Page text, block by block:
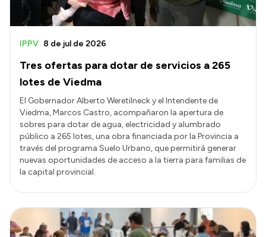
Accesos directos
SIU GUARANÍ
TECNICATURAS
CAPACITACIONES
Tres ofertas para dotar de servicios a 265
lotes de Viedma
IPPV 8 de jul de 2026
El Gobernador Alberto Weretilneck y el Intendente de
Viedma, Marcos Castro, acompañaron la apertura de
sobres para dotar de agua, electricidad y alumbrado
público a 265 lotes, una obra financiada por la Provincia a
través del programa Suelo Urbano, que permitirá generar
nuevas oportunidades de acceso a la tierra para familias de
la capital provincial.